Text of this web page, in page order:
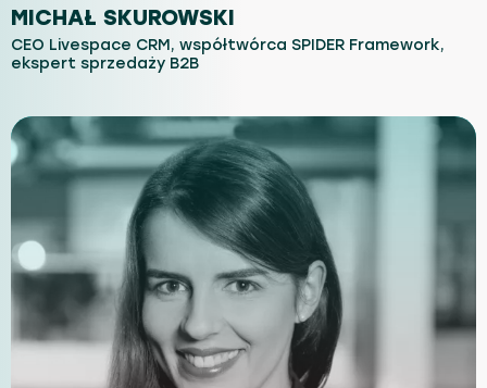
MICHAŁ SKUROWSKI
CEO Livespace CRM, współtwórca SPIDER Framework,
ekspert sprzedaży B2B